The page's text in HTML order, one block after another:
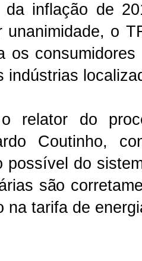
da inflação de
unanimidade, o
os
indústrias
relator do
Coutinho,
possível do
são
na tarifa de